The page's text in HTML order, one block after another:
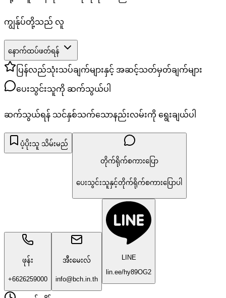
ကျွန်ုပ်တို့သည် လူ
နောက်ထပ်ဖတ်ရန်
ပြန်လည်သုံးသပ်ချက်များနှင့် အဆင့်သတ်မှတ်ချက်များ
ပေးသွင်းသူကို ဆက်သွယ်ပါ
ဆက်သွယ်ရန် သင်နှစ်သက်သောနည်းလမ်းကို ရွေးချယ်ပါ
ပံ့ပိုးသူ သိမ်းမည်
တိုက်ရိုက်စကားပြော
ပေးသွင်းသူနှင့်တိုက်ရိုက်စကားပြောပါ
ဖုန်း
+6626259000
အီးမေးလ်
info@bch.in.th
LINE
lin.ee/hy89OG2